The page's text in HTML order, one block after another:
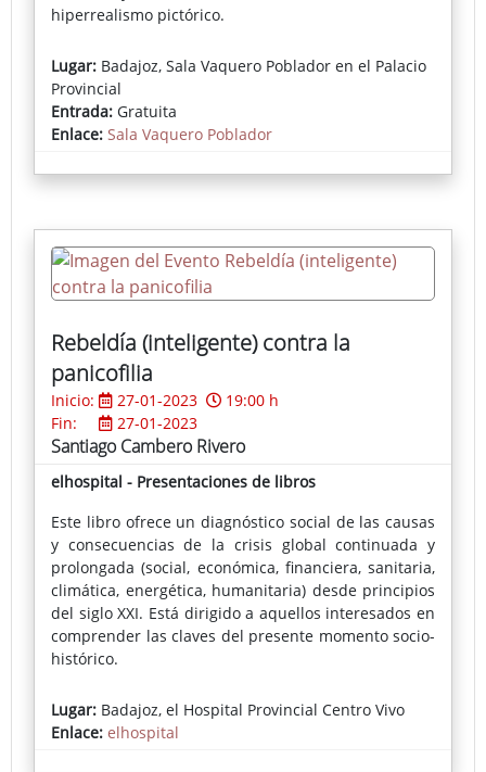
hiperrealismo pictórico.
Lugar: Badajoz, Sala Vaquero Poblador en el Palacio
Provincial
Entrada: Gratuita
Enlace: Sala Vaquero Poblador
Rebeldía (inteligente) contra la
panicofilia
Inicio: 27-01-2023
19:00 h
Fin:
27-01-2023
Santiago Cambero Rivero
elhospital - Presentaciones de libros
Este libro ofrece un diagnóstico social de las causas
y consecuencias de la crisis global continuada y
prolongada (social, económica, financiera, sanitaria,
climática, energética, humanitaria) desde principios
del siglo XXI. Está dirigido a aquellos interesados en
comprender las claves del presente momento socio-
histórico.
Lugar: Badajoz, el Hospital Provincial Centro Vivo
Enlace: elhospital